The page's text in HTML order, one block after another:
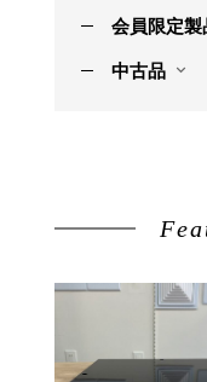
会員限定製
中古品